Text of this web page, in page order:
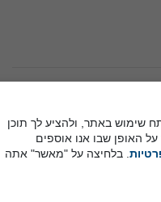
באתר, ולהציע לך תוכן
שבו אנו אוספים
. בלחיצה על "מאשר" אתה